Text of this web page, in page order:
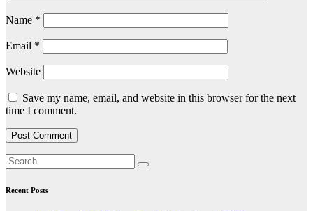
Name *
Email *
Website
Save my name, email, and website in this browser for the next
time I comment.
Recent Posts